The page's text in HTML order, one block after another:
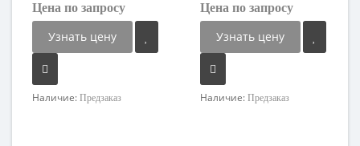
Цена по запросу
Узнать цену
Наличие: Предзаказ
Цена по запросу
Узнать цену
Наличие: Предзаказ